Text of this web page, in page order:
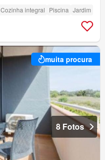
Cozinha integral Piscina Jardim
muita procura
8 Fotos